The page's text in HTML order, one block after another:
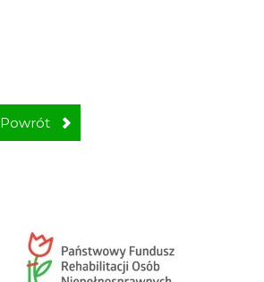
Powrót